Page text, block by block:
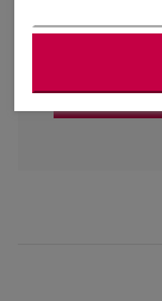
Para ver
iniciar